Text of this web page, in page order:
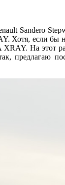
Sandero
Хотя, если
На этот